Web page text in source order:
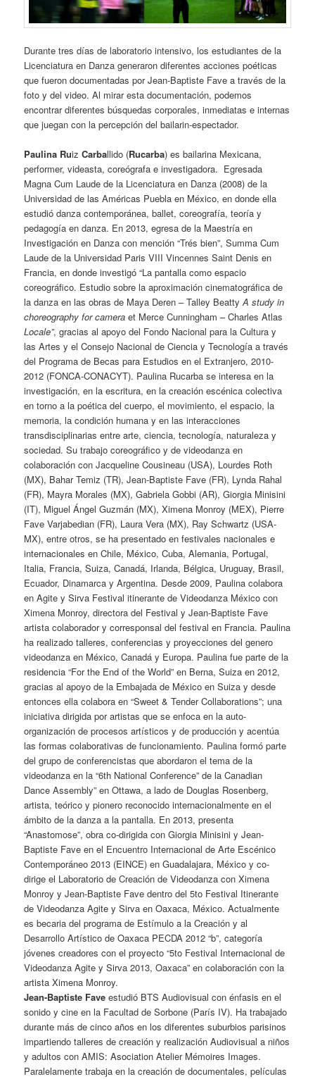
Durante tres días de laboratorio intensivo, los estudiantes de la
Licenciatura en Danza generaron diferentes acciones poéticas
que fueron documentadas por Jean-Baptiste Fave a través de la
foto y del video. Al mirar esta documentación, podemos
encontrar diferentes búsquedas corporales, inmediatas e internas
que juegan con la percepción del bailarin-espectador.
Paulina RuizCarballido (Rucarba) es bailarina Mexicana,
performer, videasta, coreógrafa e investigadora. Egresada
Magna Cum Laude de la Licenciatura en Danza (2008) de la
Universidad de las Américas Puebla en México, en donde ella
estudió danza contemporánea, ballet, coreografía, teoría y
pedagogía en danza. En 2013, egresa de la Maestría en
Investigación en Danza con mención “Trés bien”, Summa Cum
Laude de la Universidad Paris VIII Vincennes Saint Denis en
Francia, en donde investigó “La pantalla como espacio
coreográfico. Estudio sobre la aproximación cinematográfica de
la danza en las obras de Maya Deren – Talley BeattyA study in
choreography for camera et Merce Cunningham – Charles Atlas
Locale”, gracias al apoyo del Fondo Nacional para la Cultura y
las Artes y el Consejo Nacional de Ciencia y Tecnología a través
del Programa de Becas para Estudios en el Extranjero, 2010-
2012 (FONCA-CONACYT). Paulina Rucarba se interesa en la
investigación, en la escritura, en la creación escénica colectiva
en torno a la poética del cuerpo, el movimiento, el espacio, la
memoria, la condición humana y en las interacciones
transdisciplinarias entre arte, ciencia, tecnología, naturaleza y
sociedad. Su trabajo coreográfico y de videodanza en
colaboración con Jacqueline Cousineau (USA), Lourdes Roth
(MX), Bahar Temiz (TR), Jean-Baptiste Fave (FR), Lynda Rahal
(FR), Mayra Morales (MX), Gabriela Gobbi (AR), Giorgia Minisini
(IT), Miguel Ángel Guzmán (MX), Ximena Monroy (MEX), Pierre
Fave Varjabedian (FR), Laura Vera (MX), Ray Schwartz (USA-
MX), entre otros, se ha presentado en festivales nacionales e
internacionales en Chile, México, Cuba, Alemania, Portugal,
Italia, Francia, Suiza, Canadá, Irlanda, Bélgica, Uruguay, Brasil,
Ecuador, Dinamarca y Argentina. Desde 2009, Paulina colabora
en Agite y Sirva Festival itinerante de Videodanza México con
Ximena Monroy, directora del Festival y Jean-Baptiste Fave
artista colaborador y corresponsal del festival en Francia. Paulina
ha realizado talleres, conferencias y proyecciones del genero
videodanza en México, Canadá y Europa. Paulina fue parte de la
residencia “For the End of the World” en Berna, Suiza en 2012,
gracias al apoyo de la Embajada de México en Suiza y desde
entonces ella colabora en “Sweet & Tender Collaborations”; una
iniciativa dirigida por artistas que se enfoca en la auto-
organización de procesos artísticos y de producción y acentúa
las formas colaborativas de funcionamiento. Paulina formó parte
del grupo de conferencistas que abordaron el tema de la
videodanza en la “6th National Conference” de la Canadian
Dance Assembly” en Ottawa, a lado de Douglas Rosenberg,
artista, teórico y pionero reconocido internacionalmente en el
ámbito de la danza a la pantalla. En 2013, presenta
“Anastomose”, obra co-dirigida con Giorgia Minisini y Jean-
Baptiste Fave en el Encuentro Internacional de Arte Escénico
Contemporáneo 2013 (EINCE) en Guadalajara, México y co-
dirige el Laboratorio de Creación de Videodanza con Ximena
Monroy y Jean-Baptiste Fave dentro del 5to Festival Itinerante
de Videodanza Agite y Sirva en Oaxaca, México. Actualmente
es becaria del programa de Estímulo a la Creación y al
Desarrollo Artístico de Oaxaca PECDA 2012 “b”, categoría
jóvenes creadores con el proyecto “5to Festival Internacional de
Videodanza Agite y Sirva 2013, Oaxaca” en colaboración con la
artista Ximena Monroy.
Jean-Baptiste Fave estudió BTS Audiovisual con énfasis en el
sonido y cine en la Facultad de Sorbone (París IV). Ha trabajado
durante más de cinco años en los diferentes suburbios parisinos
impartiendo talleres de creación y realización Audiovisual a niños
y adultos con AMIS: Asociation Atelier Mémoires Images.
Paralelamente trabaja en la creación de documentales, películas